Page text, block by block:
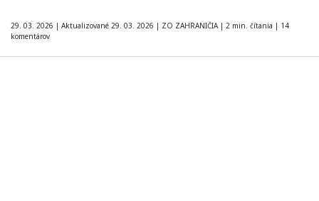
29. 03. 2026 | Aktualizované 29. 03. 2026 | ZO ZAHRANIČIA | 2 min. čítania | 14
komentárov